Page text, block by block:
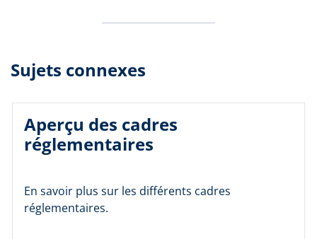
Sujets connexes
Aperçu des cadres
réglementaires
En savoir plus sur les différents cadres
réglementaires.